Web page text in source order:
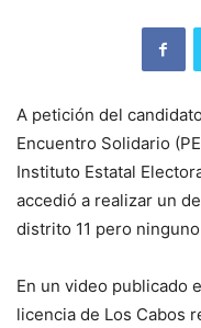
A petición del
Encuentro Solidario
Instituto Estatal
accedió a realizar un
distrito 11 pero
En un video publicado
licencia de Los Cabos